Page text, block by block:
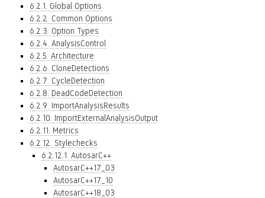
6.2.1. Global Options
6.2.2. Common Options
6.2.3. Option Types
6.2.4. AnalysisControl
6.2.5. Architecture
6.2.6. CloneDetections
6.2.7. CycleDetection
6.2.8. DeadCodeDetection
6.2.9. ImportAnalysisResults
6.2.10. ImportExternalAnalysisOutput
6.2.11. Metrics
6.2.12. Stylechecks
6.2.12.1. AutosarC++
AutosarC++17_03
AutosarC++17_10
AutosarC++18_03